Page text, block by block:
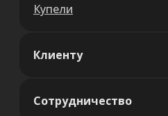
Купели
Клиенту
Сотрудничество